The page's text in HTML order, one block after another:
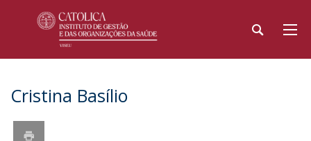
Cristina Basílio